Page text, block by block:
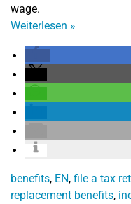
wage.
Weiterlesen »
benefits, EN, file a tax
replacement benefits,